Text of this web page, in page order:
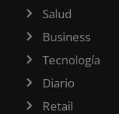
Salud
Business
Tecnología
Diario
Retail